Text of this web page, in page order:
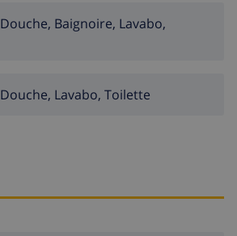
Douche, Baignoire, Lavabo,
Douche, Lavabo, Toilette